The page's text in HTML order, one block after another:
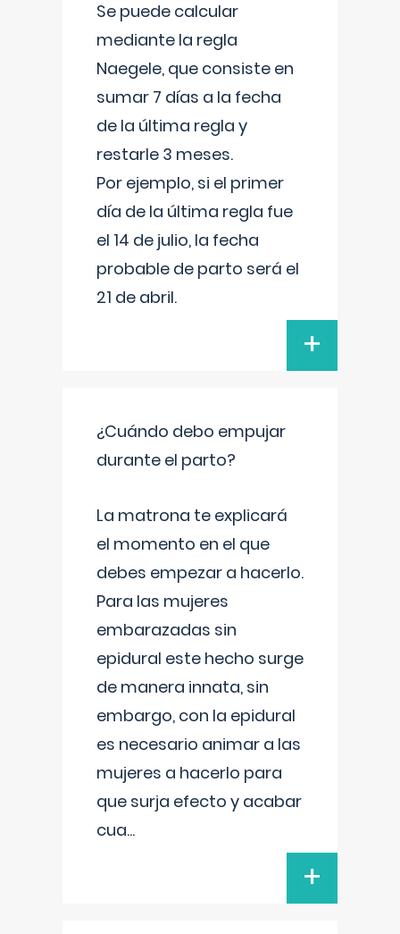
Se puede calcular
mediante la regla
Naegele, que consiste en
sumar 7 días a la fecha
de la última regla y
restarle 3 meses.
Por ejemplo, si el primer
día de la última regla fue
el 14 de julio, la fecha
probable de parto será el
21 de abril.
+
¿Cuándo debo empujar
durante el parto?
La matrona te explicará
el momento en el que
debes empezar a hacerlo.
Para las mujeres
embarazadas sin
epidural este hecho surge
de manera innata, sin
embargo, con la epidural
es necesario animar a las
mujeres a hacerlo para
que surja efecto y acabar
cua...
+